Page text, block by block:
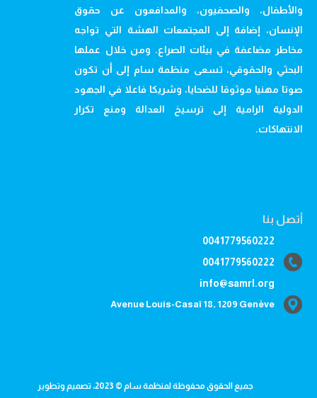
والأطفال، والصحفيون، والمدافعون عن حقوق
الإنسان، إضافة إلى المجتمعات الهشة التي تواجه
مخاطر مضاعفة في بيئات الصراع. ومن خلال عملها
البحثي والحقوقي، تسعى منظمة سام إلى أن تكون
صوتا مهنيا موثوقا للضحايا، وشريكا فاعلا في الجهود
الدولية الرامية إلى ترسيخ العدالة ومنع تكرار
الانتهاكات.
أتصل بنا
0041779560222
0041779560222
info@samrl.org
Avenue Louis-Casaï 18, 1209 Genève
جميع الحقوق محفوظة لمنظمة سام © 2023، تصميم وتطوير